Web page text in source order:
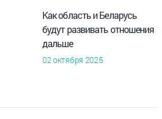
Как область и Беларусь
будут развивать отношения
дальше
02 октября 2025